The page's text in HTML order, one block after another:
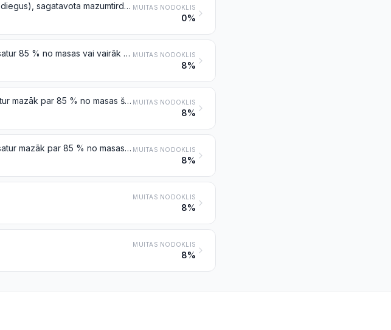
Ķīmisko štāpeļšķiedru dzija (izņemot šujamos diegus), sagatavota mazumtirdzniecībai MUITAS NODOKLIS
0%
Audumi no sintētiskajām štāpeļšķiedrām, kas satur 85 % no masas vai vairāk sintētiskās štāpeļšķiedras MUITAS NODOKLIS
8%
Audumi no sintētiskām štāpeļšķiedrām, kas satur mazāk par 85 % no masas šādu šķiedru, sajaukumā galvenokārt vai tikai ar kokvilnu, ar virsmas blīvumu ne vairāk kā 170 g/m² MUITAS NODOKLIS
8%
Audumi no sintētiskajām štāpeļšķiedrām, kas satur mazāk par 85 % no masas šādu šķiedru, sajaukumā galvenokārt vai tikai ar kokvilnu, ar virsmas blīvumu vairāk kā 170 g/m² MUITAS NODOKLIS
8%
MUITAS NODOKLIS
8%
MUITAS NODOKLIS
8%